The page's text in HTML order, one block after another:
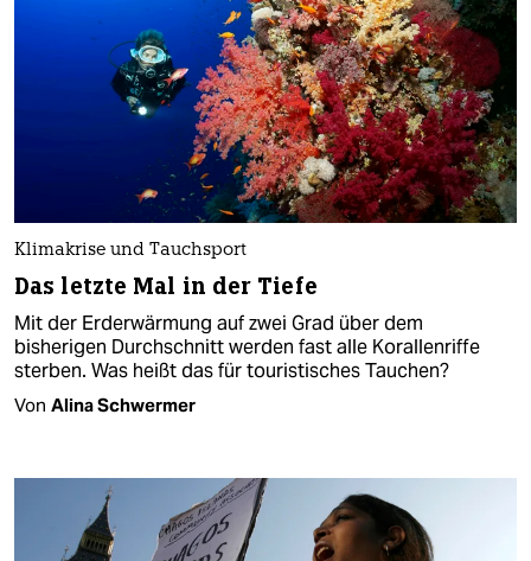
Klimakrise und Tauchsport
Das letzte Mal in der Tiefe
Mit der Erderwärmung auf zwei Grad über dem
bisherigen Durchschnitt werden fast alle Korallenriffe
sterben. Was heißt das für touristisches Tauchen?
Von Alina Schwermer